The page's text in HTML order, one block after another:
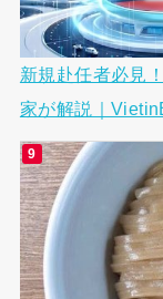
新規赴任者必見
家が解説｜